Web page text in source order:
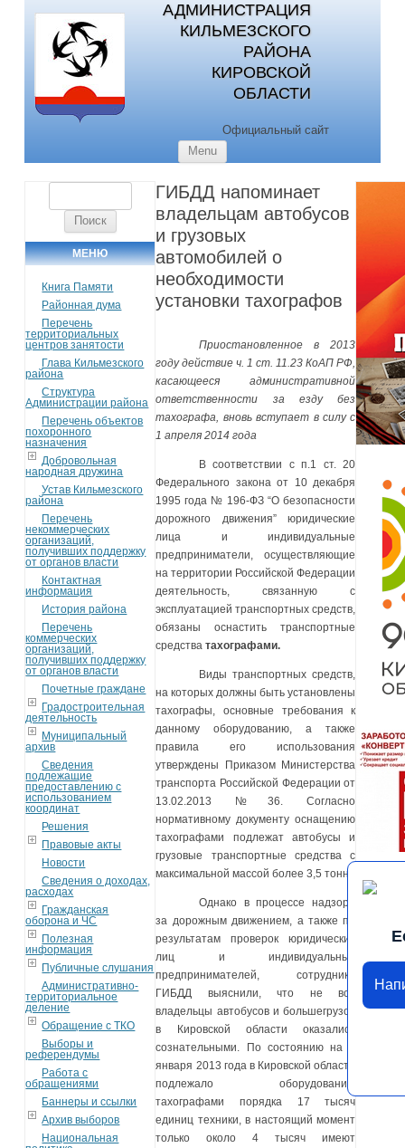
АДМИНИСТРАЦИЯ
КИЛЬМЕЗСКОГО
РАЙОНА
КИРОВСКОЙ
ОБЛАСТИ
Официальный сайт
Menu
МЕНЮ
Книга Памяти
Районная дума
Перечень
территориальных
центров занятости
Глава Кильмезского
района
Структура
Администрации района
Перечень объектов
похоронного
назначения
Добровольная
народная дружина
Устав Кильмезского
района
Перечень
некоммерческих
организаций,
получивших поддержку
от органов власти
Контактная
информация
История района
Перечень
коммерческих
организаций,
получивших поддержку
от органов власти
Почетные граждане
Градостроительная
деятельность
Муниципальный
архив
Сведения
подлежащие
предоставлению с
использованием
координат
Решения
Правовые акты
Новости
Сведения о доходах,
расходах
Гражданская
оборона и ЧС
Полезная
информация
Публичные слушания
Административно-
территориальное
деление
Обращение с ТКО
Выборы и
референдумы
Работа с
обращениями
Баннеры и ссылки
Архив выборов
Национальная
ГИБДД напоминает
владельцам автобусов
и грузовых
автомобилей о
необходимости
установки тахографов
Приостановленное в 2013
году действие ч. 1 ст. 11.23 КоАП РФ,
касающееся административной
ответственности за езду без
тахографа, вновь вступает в силу с
1 апреля 2014 года
В соответствии с п.1 ст. 20
Федерального закона от 10 декабря
1995 года № 196-ФЗ “О безопасности
дорожного движения” юридические
лица и индивидуальные
предприниматели, осуществляющие
на территории Российской Федерации
деятельность, связанную с
эксплуатацией транспортных средств,
обязаны оснастить транспортные
средстватахографами.
Виды транспортных средств,
на которых должны быть установлены
тахографы, основные требования к
данному оборудованию, а также
правила его использования
утверждены Приказом Министерства
транспорта Российской Федерации от
13.02.2013 №36. Согласно
нормативному документу оснащению
тахографами подлежат автобусы и
грузовые транспортные средства с
максимальной массой более 3,5 тонн.
Однако в процессе надзора
за дорожным движением, а также по
результатам проверок юридических
лиц и индивидуальных
предпринимателей, сотрудники
ГИБДД выяснили, что не все
владельцы автобусов и большегрузов
в Кировской области оказались
сознательными. По состоянию на 1
января 2013 года в Кировской области
подлежало оборудованию
тахографами порядка 17 тысяч
единиц техники, в настоящий момент
только около 4 тысяч имеют